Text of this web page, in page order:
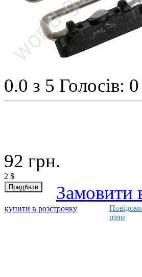
0.0 з 5 Голосів: 0
92 грн.
2 $
Замовити
купити в розстрочку
ціни